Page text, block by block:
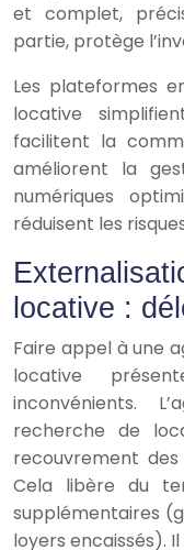
et complet,
partie, protège
Les plateformes
locative
facilitent la
améliorent la
numériques
réduisent les
locative :
Faire appel à une
locative
inconvénients.
recherche de
recouvrement
Cela libère du
supplémentaires
loyers encaissés).